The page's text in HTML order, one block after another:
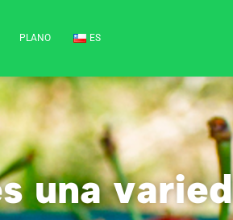
PLANO ES
una